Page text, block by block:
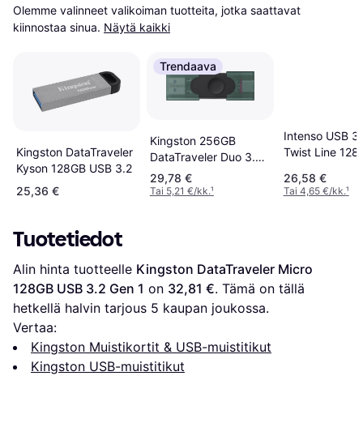
Olemme valinneet valikoiman tuotteita, jotka saattavat
kiinnostaa sinua. Näytä kaikki
Kingston DataTraveler
Kyson 128GB USB 3.2
25,36 €
Trendaava
Kingston 256GB
DataTraveler Duo 3.2
Gen 1 USB-A
Muistitikku
29,78 €
Tai 5,21 €/kk.¹
Intenso USB
Twist Line
26,58 €
Tai 4,65 €/kk.¹
Tuotetiedot
Alin hinta tuotteelle Kingston DataTraveler Micro
128GB USB 3.2 Gen 1 on 32,81 €. Tämä on tällä
hetkellä halvin tarjous 5 kaupan joukossa.
Vertaa:
Kingston Muistikortit & USB-muistitikut
Kingston USB-muistitikut